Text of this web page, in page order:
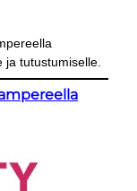
tutustumiselle.